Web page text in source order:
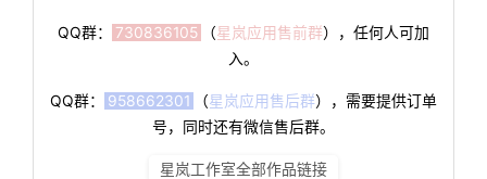
QQ群： 730836105 （星岚应用售前群），任何人可加
入。
QQ群： 958662301 （星岚应用售后群），需要提供订单
号，同时还有微信售后群。
星岚工作室全部作品链接